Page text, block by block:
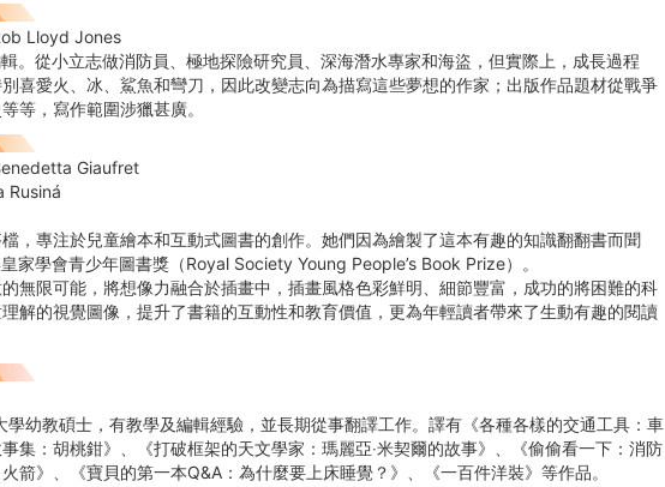
Lloyd Jones
。從小立志做消防員、極地探險研究員、深海潛水專家和海盜，但實際上，成長過程
喜愛火、冰、鯊魚和彎刀，因此改變志向為描寫這些夢想的作家；出版作品題材從戰爭
等，寫作範圍涉獵甚廣。
Giaufret
Rusiná
，專注於兒童繪本和互動式圖書的創作。她們因為繪製了這本有趣的知識翻翻書而聞
家學會青少年圖書獎（Royal Society Young People’s Book Prize）。
無限可能，將想像力融合於插畫中，插畫風格色彩鮮明、細節豐富，成功的將困難的科
解的視覺圖像，提升了書籍的互動性和教育價值，更為年輕讀者帶來了生動有趣的閱讀
學幼教碩士，有教學及編輯經驗，並長期從事翻譯工作。譯有《各種各樣的交通工具：車
集：胡桃鉗》、《打破框架的天文學家：瑪麗亞‧米契爾的故事》、《偷偷看一下：消防
箭》、《寶貝的第一本Q&A：為什麼要上床睡覺？》、《一百件洋裝》等作品。